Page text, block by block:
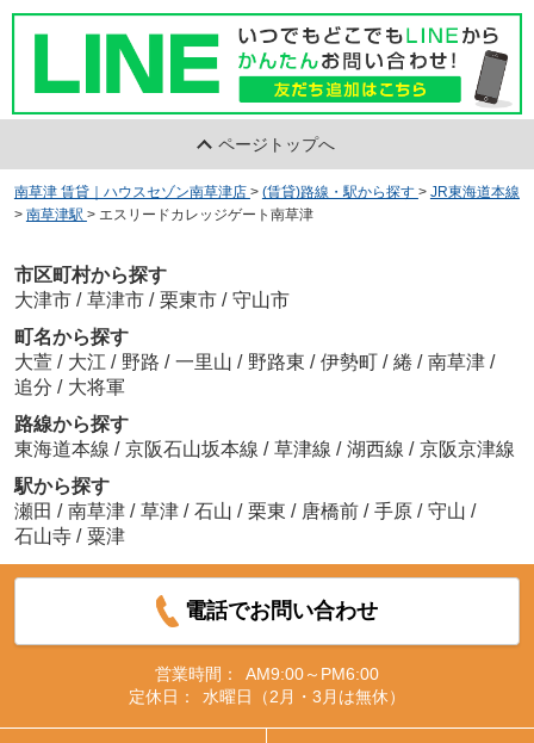
ページトップへ
南草津 賃貸｜ハウスセゾン南草津店 > (賃貸)路線・駅から探す > JR東海道本線
> 南草津駅 > エスリードカレッジゲート南草津
市区町村から探す
大津市 / 草津市 / 栗東市 / 守山市
町名から探す
大萱 / 大江 / 野路 / 一里山 / 野路東 / 伊勢町 / 綣 / 南草津 /
追分 / 大将軍
路線から探す
東海道本線 / 京阪石山坂本線 / 草津線 / 湖西線 / 京阪京津線
駅から探す
瀬田 / 南草津 / 草津 / 石山 / 栗東 / 唐橋前 / 手原 / 守山 /
石山寺 / 粟津
電話でお問い合わせ
営業時間：
AM9:00～PM6:00
定休日：
水曜日（2月・3月は無休）